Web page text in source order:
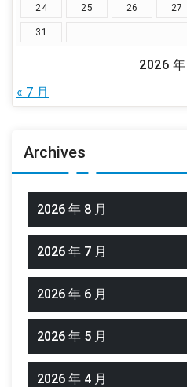
2026 年
24 25 26 27
31
« 7 月
Archives
2026 年 8 月
2026 年 7 月
2026 年 6 月
2026 年 5 月
2026 年 4 月